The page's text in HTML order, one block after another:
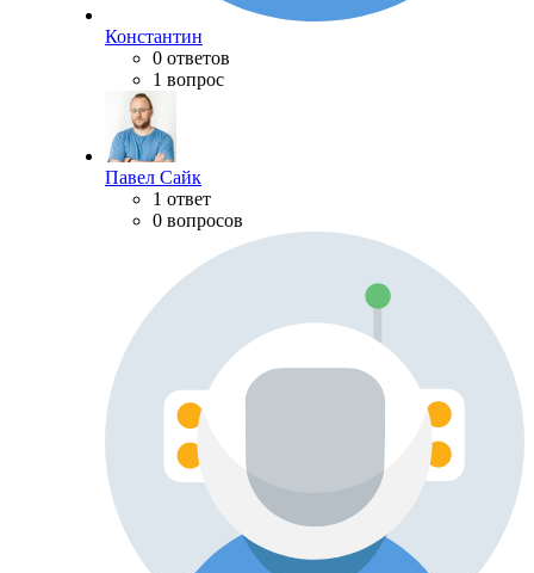
Константин
0 ответов
1 вопрос
Павел Сайк
1 ответ
0 вопросов